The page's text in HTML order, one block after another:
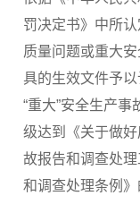
罚决定书》中所
质量问题或重大
具的生效文件予以
“重大”安全生产事
级达到《关于做
故报告和调查处
和调查处理条例》